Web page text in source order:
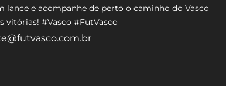
lance e acompanhe de perto o caminho do Vasco
vitórias! #Vasco #FutVasco